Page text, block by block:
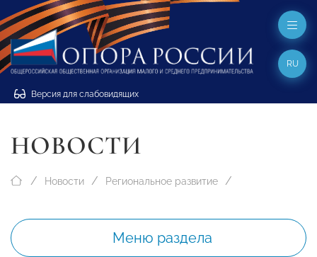
Версия для слабовидящих
RU
НОВОСТИ
Новости Региональное развитие
Меню раздела